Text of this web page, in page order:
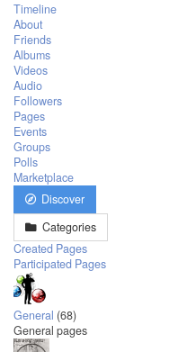
Timeline
About
Friends
Albums
Videos
Audio
Followers
Pages
Events
Groups
Polls
Marketplace
Discover
Categories
Created Pages
Participated Pages
General (68)
General pages